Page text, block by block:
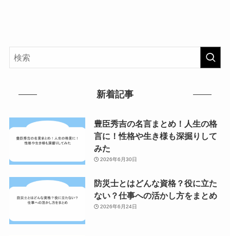
新着記事
豊臣秀吉の名言まとめ！人生の格
言に！性格や生き様も深掘りして
みた
2026年6月30日
防災士とはどんな資格？役に立た
ない？仕事への活かし方をまとめ
2026年6月24日